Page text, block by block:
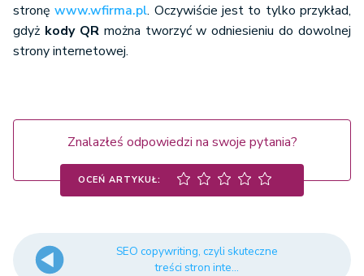
stronęwww.wfirma.pl. Oczywiście jest to tylko przykład,
gdyż kody QRmożna tworzyć w odniesieniu do dowolnej
strony internetowej.
Znalazłeś odpowiedzi na swoje pytania?
OCEŃ ARTYKUŁ:
SEO copywriting, czyli skuteczne
treści stron inte...